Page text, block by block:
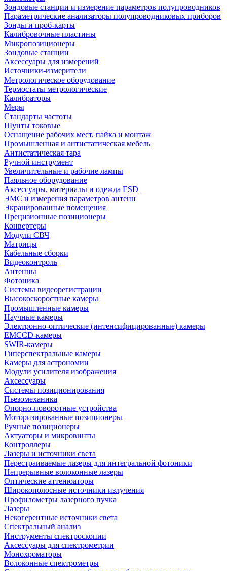
Зондовые станции и измерение параметров полупроводников
Параметрические анализаторы полупроводниковых приборов
Зонды и проб-карты
Калибровочные пластины
Микропозиционеры
Зондовые станции
Аксессуары для измерений
Источники-измерители
Метрологическое оборудование
Термостаты метрологические
Калибраторы
Меры
Стандарты частоты
Шунты токовые
Оснащение рабочих мест, пайка и монтаж
Промышленная и антистатическая мебель
Антистатическая тара
Ручной инструмент
Увеличительные и рабочие лампы
Паяльное оборудование
Аксессуары, материалы и одежда ESD
ЭМС и измерения параметров антенн
Экранированные помещения
Прецизионные позиционеры
Конвертеры
Модули СВЧ
Матрицы
Кабельные сборки
Видеоконтроль
Антенны
Фотоника
Cистемы видеорегистрации
Высокоскоростные камеры
Промышленные камеры
Научные камеры
Электронно-оптические (интенсифицированные) камеры
EMCCD-камеры
SWIR-камеры
Гиперспектральные камеры
Камеры для астрономии
Модули усилителя изображения
Аксессуары
Системы позиционирования
Пьезомеханика
Опорно-поворотные устройства
Моторизированные позиционеры
Ручные позиционеры
Актуаторы и микровинты
Контроллеры
Лазеры и источники света
Перестраиваемые лазеры для интегральной фотоники
Непрерывные волоконные лазеры
Оптические аттенюаторы
Широкополосные источники излучения
Профилометры лазерного пучка
Лазеры
Некогерентные источники света
Спектральный анализ
Инструменты спектроскопии
Аксессуары для спектрометрии
Монохроматоры
Волоконные спектрометры